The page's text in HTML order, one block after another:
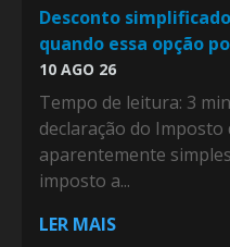
Desconto
quando essa opção
10 AGO 26
Tempo de leitura: 3
declaração do Imposto
aparentemente
imposto a...
LER MAIS